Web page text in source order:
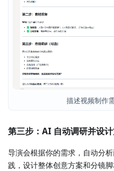
描述视频制作
第三步：AI 自动调研并设
导演会根据你的需求，自动分
践，设计整体创意方案和分镜